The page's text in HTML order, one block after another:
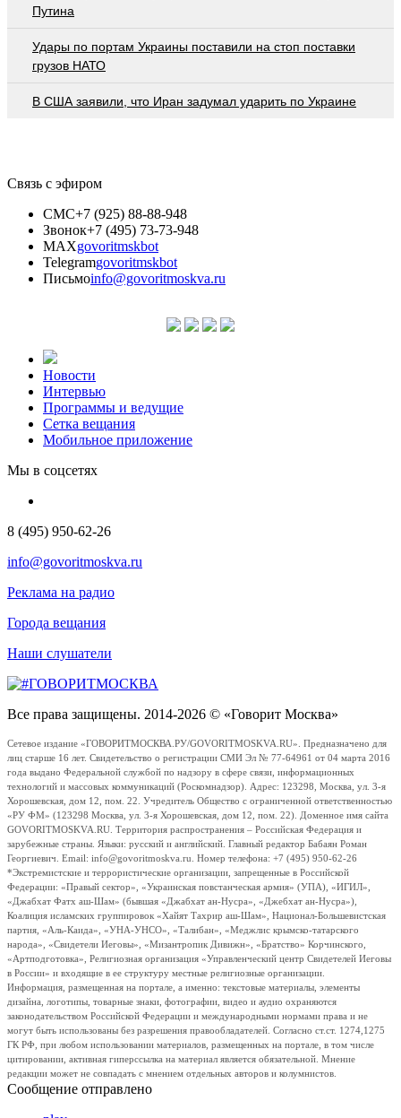
Путина
Удары по портам Украины поставили на стоп поставки
грузов НАТО
В США заявили, что Иран задумал ударить по Украине
Связь с эфиром
СМС+7 (925) 88-88-948
Звонок+7 (495) 73-73-948
MAXgovoritmskbot
Telegramgovoritmskbot
Письмоinfo@govoritmoskva.ru
Новости
Интервью
Программы и ведущие
Сетка вещания
Мобильное приложение
Мы в соцсетях
8 (495) 950-62-26
info@govoritmoskva.ru
Реклама на радио
Города вещания
Наши слушатели
Все права защищены. 2014-2026 © «Говорит Москва»
Сетевое издание «ГОВОРИТМОСКВА.РУ/GOVORITMOSKVA.RU». Предназначено для
лиц старше 16 лет. Свидетельство о регистрации СМИ Эл № 77-64961 от 04 марта 2016
года выдано Федеральной службой по надзору в сфере связи, информационных
технологий и массовых коммуникаций (Роскомнадзор). Адрес: 123298, Москва, ул. 3-я
Хорошевская, дом 12, пом. 22. Учредитель Общество с ограниченной ответственностью
«РУ ФМ» (123298 Москва, ул. 3-я Хорошевская, дом 12, пом. 22). Доменное имя сайта
GOVORITMOSKVA.RU. Территория распространения – Российская Федерация и
зарубежные страны. Языки: русский и английский. Главный редактор Бабаян Роман
Георгиевич. Email: info@govoritmoskva.ru. Номер телефона: +7 (495) 950-62-26
*Экстремистские и террористические организации, запрещенные в Российской
Федерации: «Правый сектор», «Украинская повстанческая армия» (УПА), «ИГИЛ»,
«Джабхат Фатх аш-Шам» (бывшая «Джабхат ан-Нусра», «Джебхат ан-Нусра»),
Коалиция исламских группировок «Хайят Тахрир аш-Шам», Национал-Большевистская
партия, «Аль-Каида», «УНА-УНСО», «Талибан», «Меджлис крымско-татарского
народа», «Свидетели Иеговы», «Мизантропик Дивижн», «Братство» Корчинского,
«Артподготовка», Религиозная организация «Управленческий центр Свидетелей Иеговы
в России» и входящие в ее структуру местные религиозные организации.
Информация, размещенная на портале, а именно: текстовые материалы, элементы
дизайна, логотипы, товарные знаки, фотографии, видео и аудио охраняются
законодательством Российской Федерации и международными нормами права и не
могут быть использованы без разрешения правообладателей. Согласно ст.ст. 1274,1275
ГК РФ, при любом использовании материалов, размещенных на портале, в том числе
цитировании, активная гиперссылка на материал является обязательной. Мнение
редакции может не совпадать с мнением отдельных авторов и колумнистов.
Сообщение отправлено